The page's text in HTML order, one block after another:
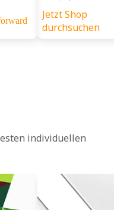
Jetzt Shop
durchsuchen
individuellen